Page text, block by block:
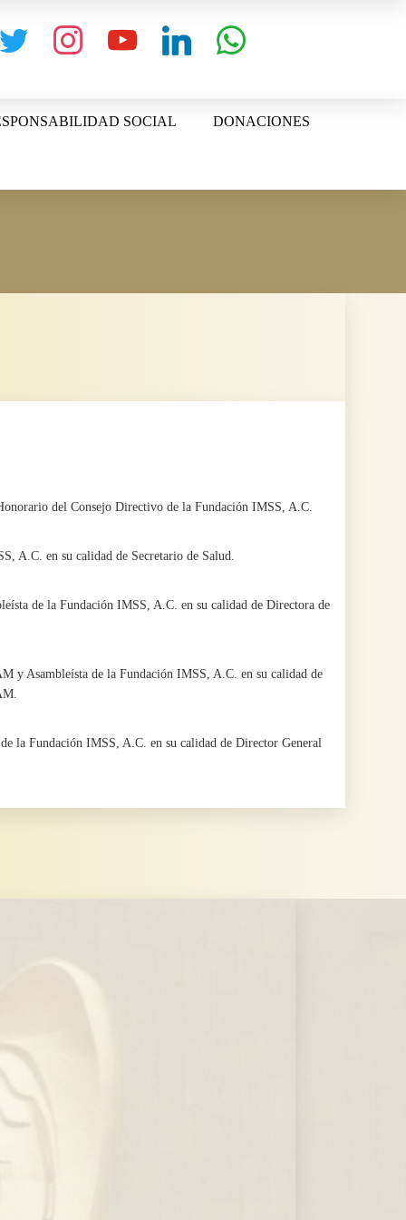
instagram youtube linkedin whatsapp
SOCIAL DONACIONES
del Consejo Directivo de la Fundación IMSS, A.C.
A.C. en su calidad de Secretario de Salud.
de la Fundación IMSS, A.C. en su calidad de Directora de
y Asambleísta de la Fundación IMSS, A.C. en su calidad de
la Fundación IMSS, A.C. en su calidad de Director General